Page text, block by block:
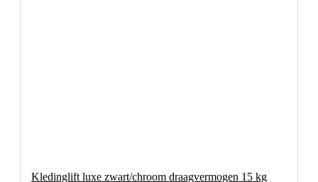
Kledinglift luxe zwart/chroom draagvermogen 15 kg